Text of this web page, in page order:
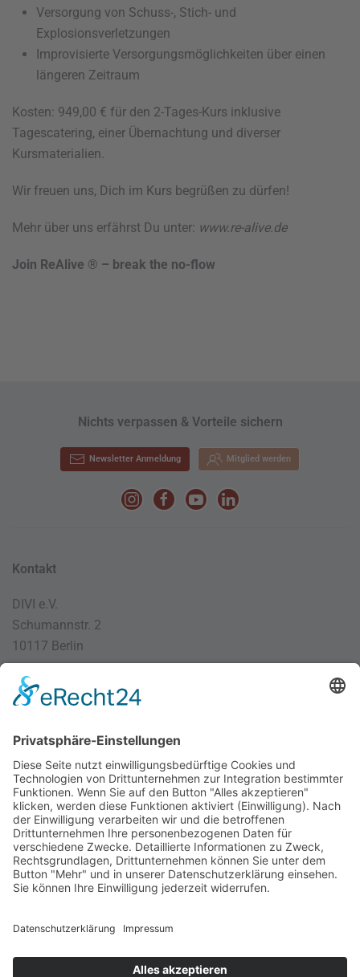
Versorgung von Schuss-, Stich- und
Explosionsverletzungen
Improvisierte Versorgungsmöglichkeiten über einen
längeren Zeitraum
Kosten: 949,00 € für den 2-Tages-Kurs inklusive
Tagescatering, einer Übernachtung und diverser
Kursmaterialien.
Wir freuen uns, Dich im Kurs begrüßen zu dürfen!
Mehr über uns erfährst Du unter: www.re-alive.de
Join ReAlive ® – break the no-flow
Nichts verpassen & Vorteile sichern
Newsletter Anmeldung Mitglied werden
Kontakt
DIVI e.V.
Schumannstr. 2
10117 Berlin
030 / 4000 56 32
Imprint
Datenschutz
Impressum
AGB
Cookie Settings
Powered bybioculture GmbH.